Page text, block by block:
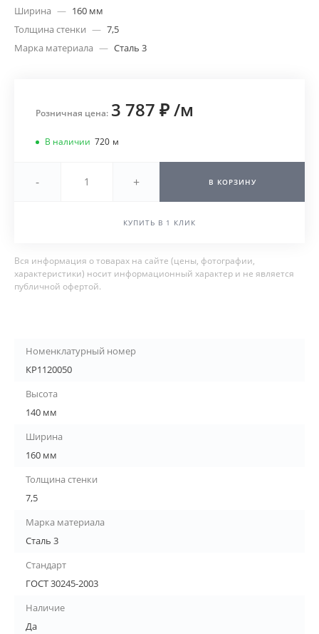
Ширина — 160 мм
Толщина стенки — 7,5
Марка материала — Сталь 3
Розничная цена: 3 787 ₽/м
В наличии 720 м
- + В КОРЗИНУ
КУПИТЬ В 1 КЛИК
Вся информация о товарах на сайте (цены, фотографии,
характеристики) носит информационный характер и не является
публичной офертой.
Номенклатурный номер
КР1120050
Высота
140 мм
Ширина
160 мм
Толщина стенки
7,5
Марка материала
Сталь 3
Стандарт
ГОСТ 30245-2003
Наличие
Да